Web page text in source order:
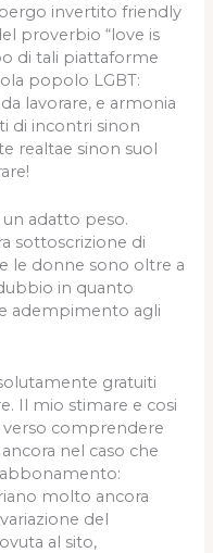
invertito friendly
proverbio “love is
di tali piattaforme
popolo LGBT:
lavorare, e armonia
di incontri sinon
realtae sinon suol
un adatto peso.
sottoscrizione di
le donne sono oltre a
in quanto
adempimento agli
gratuiti
Il mio stimare e cosi
verso comprendere
nel caso che
molto ancora
del
al sito,